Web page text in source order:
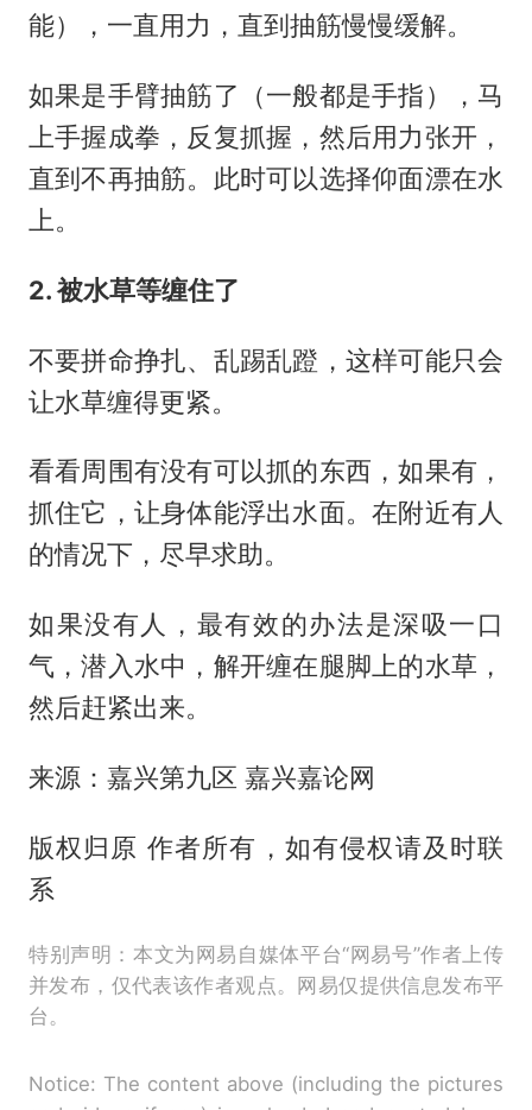
能），一直用力，直到抽筋慢慢缓解。
如果是手臂抽筋了（一般都是手指），马
上手握成拳，反复抓握，然后用力张开，
直到不再抽筋。此时可以选择仰面漂在水
上。
2. 被水草等缠住了
不要拼命挣扎、乱踢乱蹬，这样可能只会
让水草缠得更紧。
看看周围有没有可以抓的东西，如果有，
抓住它，让身体能浮出水面。在附近有人
的情况下，尽早求助。
如果没有人，最有效的办法是深吸一口
气，潜入水中，解开缠在腿脚上的水草，
然后赶紧出来。
来源：嘉兴第九区 嘉兴嘉论网
版权归原 作者所有，如有侵权请及时联
系
特别声明：本文为网易自媒体平台“网易号”作者上传
并发布，仅代表该作者观点。网易仅提供信息发布平
台。
Notice: The content above (including the pictures